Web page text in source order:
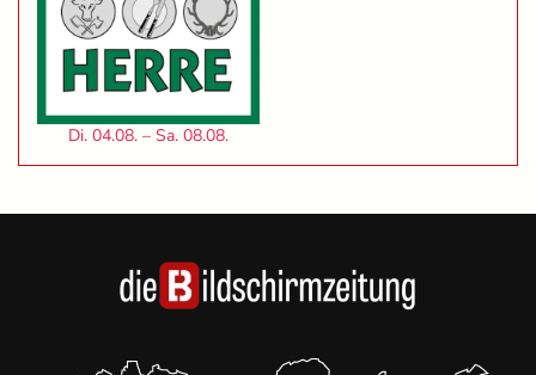
Di. 04.08. – Sa. 08.08.